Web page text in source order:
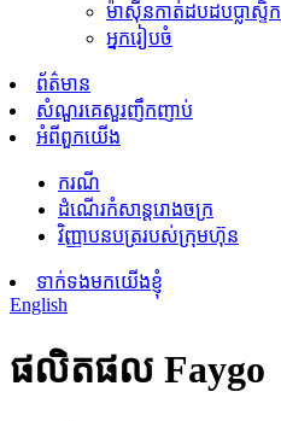
ម៉ាស៊ីនកាត់ដបដបប្លាស្ទិក
អ្នករៀបចំ
ព័ត៌មាន
សំណួរគេសួរញឹកញាប់
អំពីពួកយើង
ករណី
ដំណើរកំសាន្តរោងចក្រ
វិញ្ញាបនបត្ររបស់ក្រុមហ៊ុន
ទាក់ទងមកយើងខ្ញុំ
English
ផលិតផល Faygo